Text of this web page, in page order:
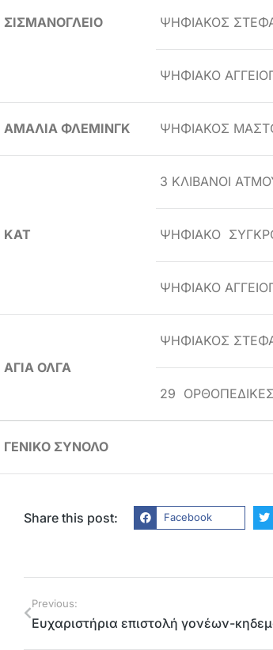
ΣΙΣΜΑΝΟΓΛΕΙΟ ΨΗΦΙΑΚΟΣ
ΨΗΦΙΑΚΟ
ΑΜΑΛΙΑ ΦΛΕΜΙΝΓΚ ΨΗΦΙΑΚΟΣ
ΚΑΤ
3 ΚΛΙΒΑΝΟΙ
ΨΗΦΙΑΚΟ
ΨΗΦΙΑΚΟ
ΑΓΙΑ ΟΛΓΑ
ΨΗΦΙΑΚΟΣ
29
ΓΕΝΙΚΟ ΣΥΝΟΛΟ
Share this post: Facebook
Previous: